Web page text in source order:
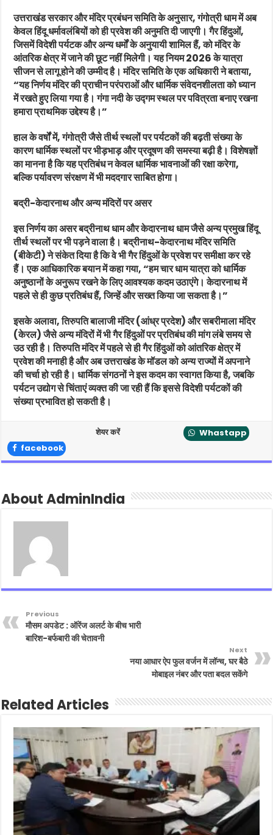
उत्तराखंड सरकार और मंदिर प्रबंधन समिति के अनुसार, गंगोत्री धाम में अब
केवल हिंदू धर्मावलंबियों को ही प्रवेश की अनुमति दी जाएगी। गैर हिंदुओं,
जिसमें विदेशी पर्यटक और अन्य धर्मों के अनुयायी शामिल हैं, को मंदिर के
आंतरिक क्षेत्र में जाने की छूट नहीं मिलेगी। यह नियम 2026 के यात्रा
सीजन से लागू होने की उम्मीद है। मंदिर समिति के एक अधिकारी ने बताया,
“यह निर्णय मंदिर की प्राचीन परंपराओं और धार्मिक संवेदनशीलता को ध्यान
में रखते हुए लिया गया है। गंगा नदी के उद्गम स्थल पर पवित्रता बनाए रखना
हमारा प्राथमिक उद्देश्य है।”
हाल के वर्षों में, गंगोत्री जैसे तीर्थ स्थलों पर पर्यटकों की बढ़ती संख्या के
कारण धार्मिक स्थलों पर भीड़भाड़ और प्रदूषण की समस्या बढ़ी है। विशेषज्ञों
का मानना है कि यह प्रतिबंध न केवल धार्मिक भावनाओं की रक्षा करेगा,
बल्कि पर्यावरण संरक्षण में भी मददगार साबित होगा।
बद्री-केदारनाथ और अन्य मंदिरों पर असर
इस निर्णय का असर बद्रीनाथ धाम और केदारनाथ धाम जैसे अन्य प्रमुख हिंदू
तीर्थ स्थलों पर भी पड़ने वाला है। बद्रीनाथ-केदारनाथ मंदिर समिति
(बीकेटी) ने संकेत दिया है कि वे भी गैर हिंदुओं के प्रवेश पर समीक्षा कर रहे
हैं। एक आधिकारिक बयान में कहा गया, “हम चार धाम यात्रा को धार्मिक
अनुष्ठानों के अनुरूप रखने के लिए आवश्यक कदम उठाएंगे। केदारनाथ में
पहले से ही कुछ प्रतिबंध हैं, जिन्हें और सख्त किया जा सकता है।”
इसके अलावा, तिरुपति बालाजी मंदिर (आंध्र प्रदेश) और सबरीमाला मंदिर
(केरल) जैसे अन्य मंदिरों में भी गैर हिंदुओं पर प्रतिबंध की मांग लंबे समय से
उठ रही है। तिरुपति मंदिर में पहले से ही गैर हिंदुओं को आंतरिक क्षेत्र में
प्रवेश की मनाही है और अब उत्तराखंड के मॉडल को अन्य राज्यों में अपनाने
की चर्चा हो रही है। धार्मिक संगठनों ने इस कदम का स्वागत किया है, जबकि
पर्यटन उद्योग से चिंताएं व्यक्त की जा रही हैं कि इससे विदेशी पर्यटकों की
संख्या प्रभावित हो सकती है।
शेयर करें
Whastapp
facebook
About AdminIndia
Previous
मौसम अपडेट : ऑरेंज अलर्ट के बीच भारी
बारिश-बर्फबारी की चेतावनी
Next
नया आधार ऐप फुल वर्जन में लॉन्च, घर बैठे
मोबाइल नंबर और पता बदल सकेंगे
Related Articles